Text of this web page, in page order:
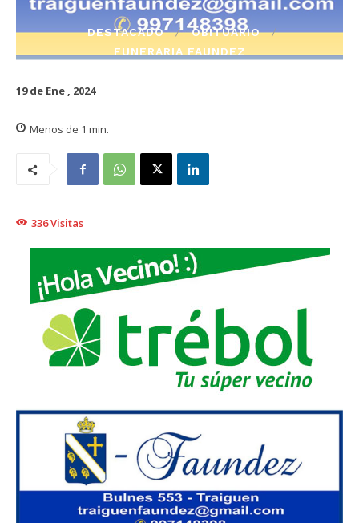
DESTACADO
OBITUARIO
FUNERARIA FAUNDEZ
19 de Ene , 2024
Menos de 1 min.
336Visitas